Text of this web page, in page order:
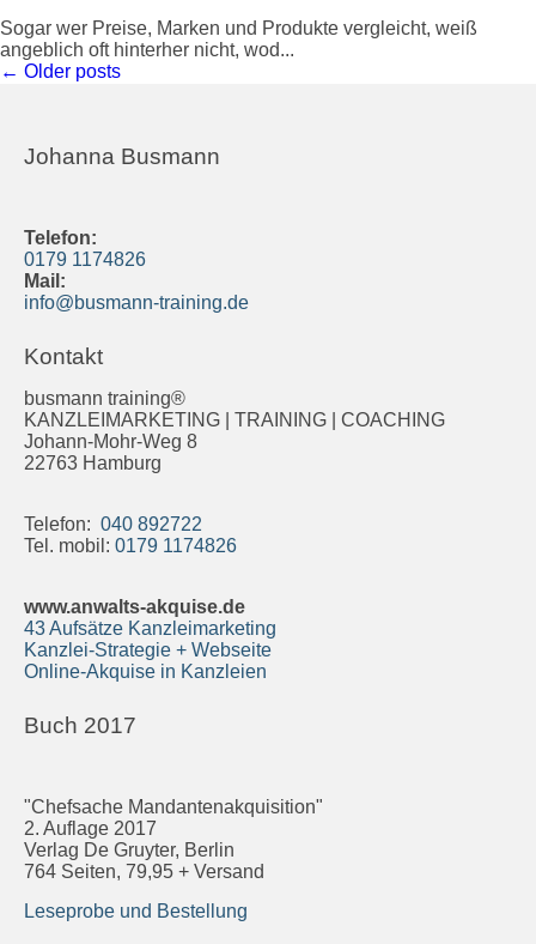
Sogar wer Preise, Marken und Produkte vergleicht, weiß
angeblich oft hinterher nicht, wod...
← Older posts
Johanna Busmann
Telefon:
0179 1174826
Mail:
info@busmann-training.de
Kontakt
busmann training®
KANZLEIMARKETING | TRAINING | COACHING
Johann-Mohr-Weg 8
22763 Hamburg
Telefon: 040 892722
Tel. mobil: 0179 1174826
www.anwalts-akquise.de
43 Aufsätze Kanzleimarketing
Kanzlei-Strategie + Webseite
Online-Akquise in Kanzleien
Buch 2017
"Chefsache Mandantenakquisition"
2. Auflage 2017
Verlag De Gruyter, Berlin
764 Seiten, 79,95 + Versand
Leseprobe und Bestellung